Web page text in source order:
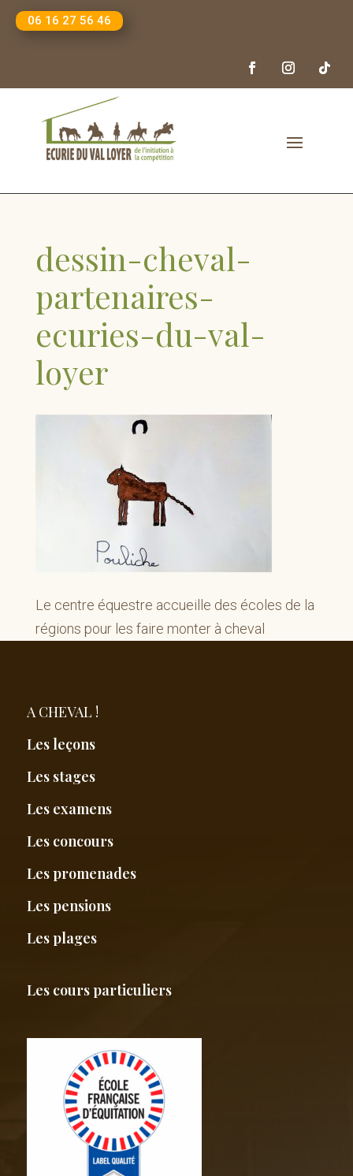
06 16 27 56 46
dessin-cheval-
partenaires-
ecuries-du-val-
loyer
Le centre équestre accueille des écoles de la
régions pour les faire monter à cheval
A CHEVAL !
Les leçons
Les stages
Les examens
Les concours
Les promenades
Les pensions
Les plages
Les cours particuliers